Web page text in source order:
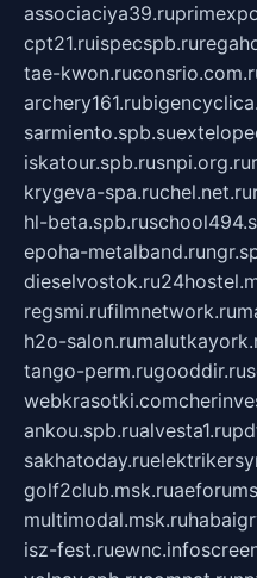
associaciya39.ru
cpt21.ruispecspb.ru
tae-kwon.ru
archery161.ru
sarmiento.spb.su
iskatour.spb.rusnpi.org.ru
krygeva-spa.ruchel.net.ru
hl-beta.spb.ru
epoha-metalband.ru
dieselvostok.ru
regsmi.rufilmnetwork.ru
h2o-salon.ru
tango-perm.rugooddir.ru
webkrasotki.com
ankou.spb.rualvesta1.ru
sakhatoday.ru
golf2club.msk.ru
multimodal.msk.ru
isz-fest.ruewnc.info